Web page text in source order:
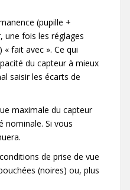
(pupille +
une fois les réglages
fait avec ». Ce qui
du capteur à mieux
saisir les écarts de
maximale du capteur
nominale. Si vous
de prise de vue
(noires) ou, plus